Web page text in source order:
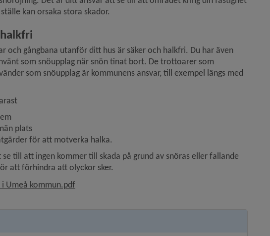
kan orsaka stora skador.
och gångbana utanför ditt hus är säker och halkfri. Du har även
som snöupplag när snön tinat bort. De trottoarer som
som snöupplag är kommunens ansvar, till exempel längs med
plats
för att motverka halka.
till att ingen kommer till skada på grund av snöras eller fallande
att förhindra att olyckor sker.
Umeå kommun.pdf, 757.4 kB, öppnas i nytt fönster.